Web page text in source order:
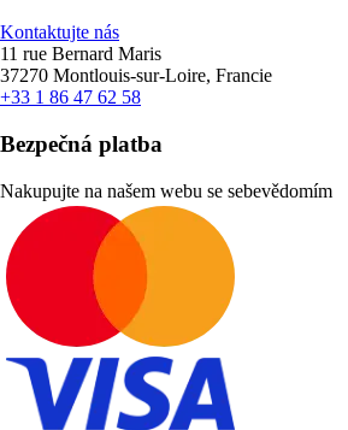
Kontaktujte nás
11 rue Bernard Maris
37270 Montlouis-sur-Loire, Francie
+33 1 86 47 62 58
Bezpečná platba
Nakupujte na našem webu se sebevědomím